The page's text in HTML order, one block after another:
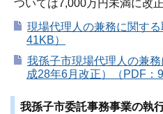
ついては7,000万円未満に改
現場代理人の兼務に関す
41KB）
我孫子市現場代理人の兼
成28年6月改正）（PDF：
我孫子市委託事務事業の執